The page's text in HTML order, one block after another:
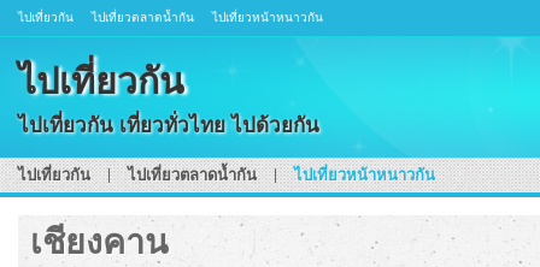
ไปเที่ยวกัน ไปเที่ยวตลาดน้ำกัน ไปเที่ยวหน้าหนาวกัน
ไปเที่ยวกัน
ไปเที่ยวกัน เที่ยวทั่วไทย ไปด้วยกัน
ไปเที่ยวกัน ไปเที่ยวตลาดน้ำกัน ไปเที่ยวหน้าหนาวกัน
เชียงคาน